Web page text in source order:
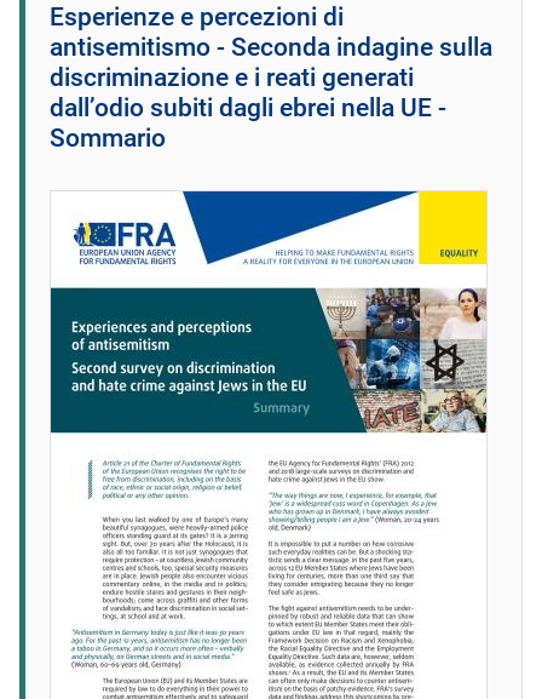
Esperienze e percezioni di
antisemitismo - Seconda indagine sulla
discriminazione e i reati generati
dall’odio subiti dagli ebrei nella UE -
Sommario